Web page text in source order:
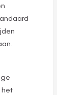
het